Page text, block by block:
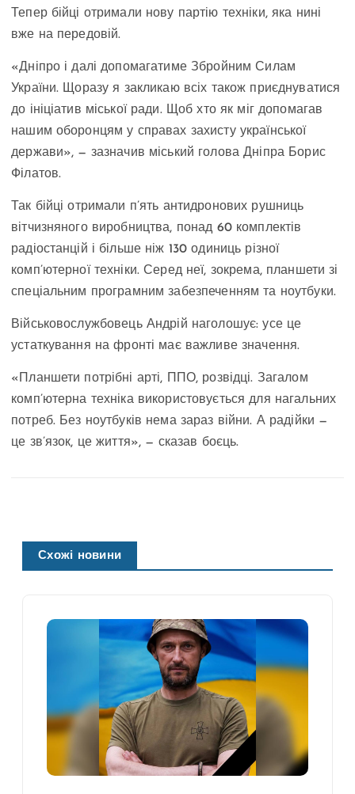
Тепер бійці отримали нову партію техніки, яка нині
вже на передовій.
«Дніпро і далі допомагатиме Збройним Силам
України. Щоразу я закликаю всіх також приєднуватися
до ініціатив міської ради. Щоб хто як міг допомагав
нашим оборонцям у справах захисту української
держави», — зазначив міський голова Дніпра Борис
Філатов.
Так бійці отримали п’ять антидронових рушниць
вітчизняного виробництва, понад 60 комплектів
радіостанцій і більше ніж 130 одиниць різної
комп’ютерної техніки. Серед неї, зокрема, планшети зі
спеціальним програмним забезпеченням та ноутбуки.
Військовослужбовець Андрій наголошує: усе це
устаткування на фронті має важливе значення.
«Планшети потрібні арті, ППО, розвідці. Загалом
комп’ютерна техніка використовується для нагальних
потреб. Без ноутбуків нема зараз війни. А радійки —
це зв’язок, це життя», — сказав боєць.
Схожі новини